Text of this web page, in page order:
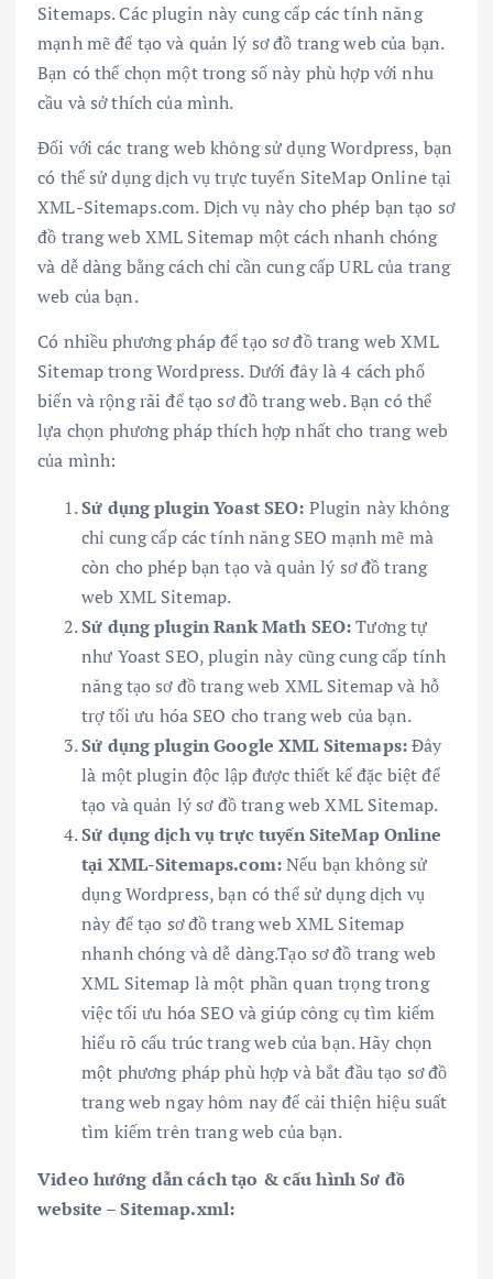
Sitemaps. Các plugin này cung cấp các tính năng
mạnh mẽ để tạo và quản lý sơ đồ trang web của bạn.
Bạn có thể chọn một trong số này phù hợp với nhu
cầu và sở thích của mình.
Đối với các trang web không sử dụng Wordpress, bạn
có thể sử dụng dịch vụ trực tuyến SiteMap Online tại
XML-Sitemaps.com. Dịch vụ này cho phép bạn tạo sơ
đồ trang web XML Sitemap một cách nhanh chóng
và dễ dàng bằng cách chỉ cần cung cấp URL của trang
web của bạn.
Có nhiều phương pháp để tạo sơ đồ trang web XML
Sitemap trong Wordpress. Dưới đây là 4 cách phổ
biến và rộng rãi để tạo sơ đồ trang web. Bạn có thể
lựa chọn phương pháp thích hợp nhất cho trang web
của mình:
Sử dụng plugin Yoast SEO: Plugin này không
chỉ cung cấp các tính năng SEO mạnh mẽ mà
còn cho phép bạn tạo và quản lý sơ đồ trang
web XML Sitemap.
Sử dụng plugin Rank Math SEO:Tương tự
như Yoast SEO, plugin này cũng cung cấp tính
năng tạo sơ đồ trang web XML Sitemap và hỗ
trợ tối ưu hóa SEO cho trang web của bạn.
Sử dụng plugin Google XML Sitemaps:Đây
là một plugin độc lập được thiết kế đặc biệt để
tạo và quản lý sơ đồ trang web XML Sitemap.
Sử dụng dịch vụ trực tuyến SiteMap Online
tại XML-Sitemaps.com:Nếu bạn không sử
dụng Wordpress, bạn có thể sử dụng dịch vụ
này để tạo sơ đồ trang web XML Sitemap
nhanh chóng và dễ dàng.Tạo sơ đồ trang web
XML Sitemap là một phần quan trọng trong
việc tối ưu hóa SEO và giúp công cụ tìm kiếm
hiểu rõ cấu trúc trang web của bạn. Hãy chọn
một phương pháp phù hợp và bắt đầu tạo sơ đồ
trang web ngay hôm nay để cải thiện hiệu suất
tìm kiếm trên trang web của bạn.
Video hướng dẫn cách tạo & cấu hình Sơ đồ
website – Sitemap.xml: